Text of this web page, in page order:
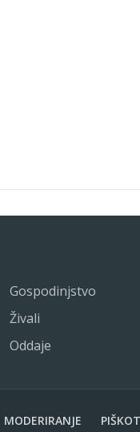
Gospodinjstvo
Živali
Oddaje
MODERIRANJE